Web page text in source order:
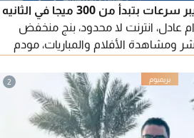
خصم 40% من موبايلي فايبر سرعات بتبدأ من 300 ميجا في الثانيه
عادل، انترنت لا محدود، بنج منخفض
ومشاهدة الأفلام والمباريات، مودم
والتأسيس مجاني
2